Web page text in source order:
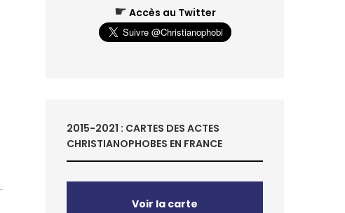
☛ Accès au Twitter
2015-2021 : CARTES DES ACTES
CHRISTIANOPHOBES EN FRANCE
Voir la carte